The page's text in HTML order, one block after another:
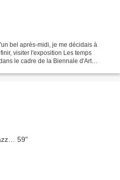
bel après-midi, je me décidais à
visiter l'exposition Les temps
le cadre de la Biennale d'Art